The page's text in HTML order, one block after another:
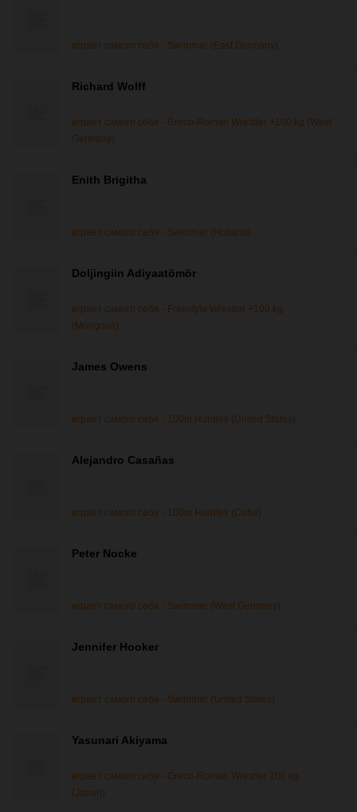
играет самого себя - Swimmer (East Germany)
Richard Wolff
играет самого себя - Greco-Roman Wrestler +100 kg (West
Germany)
Enith Brigitha
играет самого себя - Swimmer (Holland)
Doljingiin Adiyaatömör
играет самого себя - Freestyle Wrestler +100 kg
(Mongolia)
James Owens
играет самого себя - 100m Hurdles (United States)
Alejandro Casañas
играет самого себя - 100m Hurdles (Cuba)
Peter Nocke
играет самого себя - Swimmer (West Germany)
Jennifer Hooker
играет самого себя - Swimmer (United States)
Yasunari Akiyama
играет самого себя - Greco-Roman Wrestler 100 kg
(Japan)